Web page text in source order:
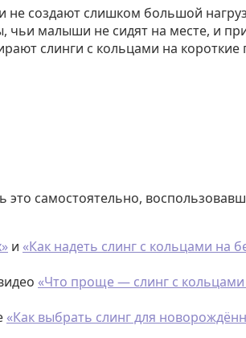
создают слишком большой
чьи малыши не сидят на месте, и
слинги с кольцами на короткие
это самостоятельно,
и «Как надеть слинг с кольцами на
«Что проще — слинг с кольцами
«Как выбрать слинг для